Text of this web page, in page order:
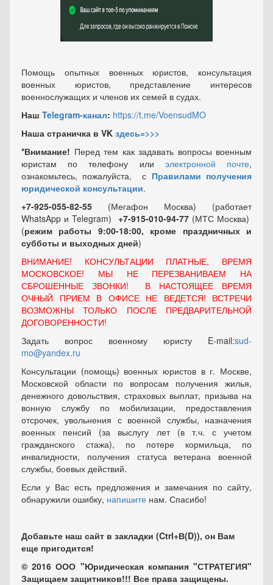
Помощь опытных военных юристов, консультация
военных юристов, представление интересов
военнослужащих и членов их семей в судах.
Наш Telegram-канал: https://t.me/VoensudMO
Наша страничка в VK здесь=>>>
*Внимание! Перед тем как задавать вопросы военным
юристам по телефону или электронной почте,
ознакомьтесь, пожалуйста, с Правилами получения
юридической консультации.
+7-925-055-82-55 (Мегафон Москва) (работает
WhatsApp и Telegram) +7-915-010-94-77 (МТС Москва)
(режим работы 9:00-18:00, кроме праздничных и
субботы и выходных дней)
ВНИМАНИЕ! КОНСУЛЬТАЦИИ ПЛАТНЫЕ, ВРЕМЯ
МОСКОВСКОЕ! МЫ НЕ ПЕРЕЗВАНИВАЕМ НА
СБРОШЕННЫЕ ЗВОНКИ! В НАСТОЯЩЕЕ ВРЕМЯ
ОЧНЫЙ ПРИЕМ В ОФИСЕ НЕ ВЕДЕТСЯ! ВСТРЕЧИ
ВОЗМОЖНЫ ТОЛЬКО ПОСЛЕ ПРЕДВАРИТЕЛЬНОЙ
ДОГОВОРЕННОСТИ!
Задать вопрос военному юристу E-mail:sud-
mo@yandex.ru
Консультации (помощь) военных юристов в г. Москве,
Московской области по вопросам получения жилья,
денежного довольствия, страховых выплат, призыва на
вонную службу по мобилизации, предоставления
отсрочек, увольнения с военной службы, назначения
военных пенсий (за выслугу лет (в т.ч. с учетом
гражданского стажа), по потере кормильца, по
инвалидности, получения статуса ветерана военной
службы, боевых действий.
Если у Вас есть предложения и замечания по сайту,
обнаружили ошибку, напишите нам. Спасибо!
Добавьте наш сайт в закладки (Ctrl+В(D)), он Вам
еще пригодится!
© 2016 ООО "Юридическая компания "СТРАТЕГИЯ"
Защищаем защитников!!! Все права защищены.